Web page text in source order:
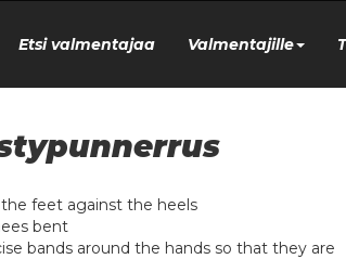
Etsi valmentajaa Valmentajille
feet against the heels
bent
bands around the hands so that they